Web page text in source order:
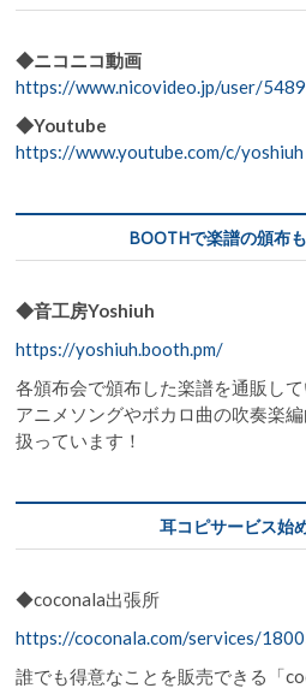
ョ
ン
◆ニコニコ動画
https://www.nicovideo.jp/user/
◆Youtube
https://www.youtube.com/c/yoshiuh
BOOTHで楽譜の頒布
◆音工房Yoshiuh
https://yoshiuh.booth.pm/
各頒布会で頒布した楽譜を通販して
アニメソングやボカロ曲の吹奏楽
扱っています！
耳コピサービス始
◆coconala出張所
https://coconala.com/services/
誰でも得意なことを販売できる「